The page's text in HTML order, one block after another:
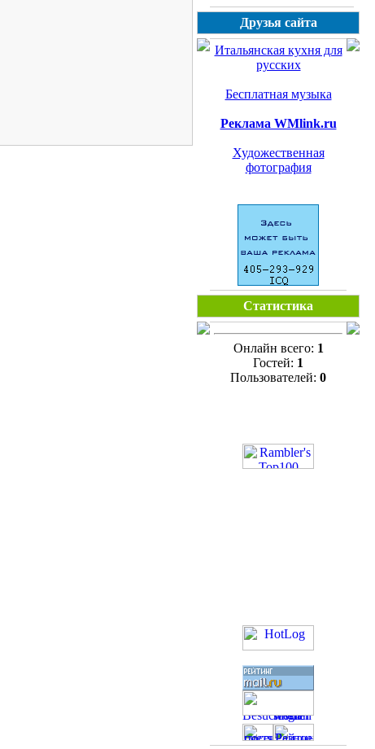
Друзья сайта
Итальянская кухня для
русских
Бесплатная музыка
Реклама WMlink.ru
Художественная
фотография
Статистика
Онлайн всего: 1
Гостей: 1
Пользователей: 0